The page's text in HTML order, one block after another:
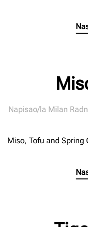
Napisao/la Milan
Miso, Tofu and Spring